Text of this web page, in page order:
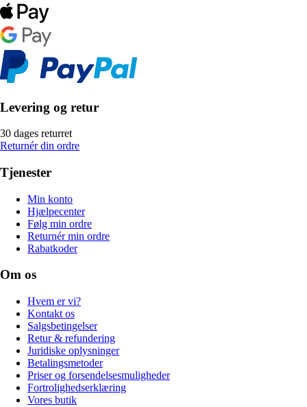
Levering og retur
30 dages returret
Returnér din ordre
Tjenester
Min konto
Hjælpecenter
Følg min ordre
Returnér min ordre
Rabatkoder
Om os
Hvem er vi?
Kontakt os
Salgsbetingelser
Retur & refundering
Juridiske oplysninger
Betalingsmetoder
Priser og forsendelsesmuligheder
Fortrolighedserklæring
Vores butik